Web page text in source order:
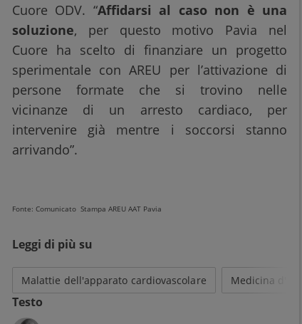
Cuore ODV. “Affidarsi al caso non è una
soluzione, per questo motivo Pavia nel
Cuore ha scelto di finanziare un progetto
sperimentale con AREU per l’attivazione di
persone formate che si trovino nelle
vicinanze di un arresto cardiaco, per
intervenire già mentre i soccorsi stanno
arrivando”.
Fonte: Comunicato Stampa AREU AAT Pavia
Leggi di più su
Malattie dell'apparato cardiovascolare Medicina
Testo